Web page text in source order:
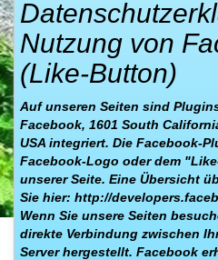
Nutzung von
(Like-Button)
Auf unseren Seiten sind
Facebook, 1601 South
USA integriert. Die Facebook-
Facebook-Logo oder dem
unserer Seite. Eine Übersicht
Sie hier: http://
Wenn Sie unsere Seiten
direkte Verbindung zwischen
Server hergestellt. Facebook